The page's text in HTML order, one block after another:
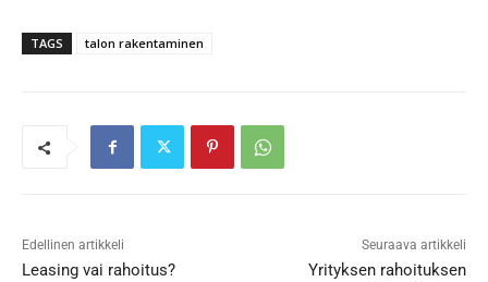
TAGS talon rakentaminen
Edellinen artikkeli
Leasing vai rahoitus?
Seuraava artikkeli
Yrityksen rahoituksen